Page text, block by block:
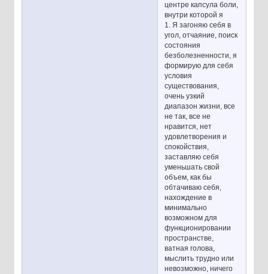
центре капсула боли,
внутри которой я
1. Я загоняю себя в
угол, отчаяние, поиск
состояния
безболезненности, я
формирую для себя
условия
существования,
очень узкий
диапазон жизни, все
не так, все не
нравится, нет
удовлетворения и
спокойствия,
заставляю себя
уменьшать свой
объем, как бы
обтачиваю себя,
нахождение в
минимально
возможном для
функционировании
пространстве,
ватная голова,
мыслить трудно или
невозможно, ничего